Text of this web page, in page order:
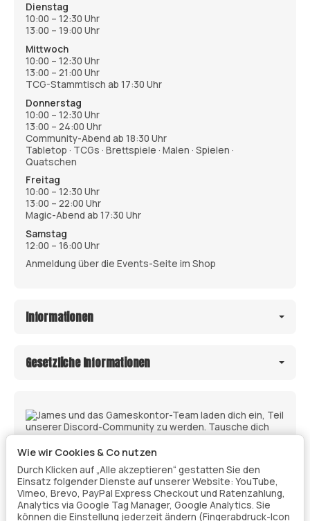
Dienstag
10:00 – 12:30 Uhr
13:00 – 19:00 Uhr
Mittwoch
10:00 – 12:30 Uhr
13:00 – 21:00 Uhr
TCG-Stammtisch ab 17:30 Uhr
Donnerstag
10:00 – 12:30 Uhr
13:00 – 24:00 Uhr
Community-Abend ab 18:30 Uhr
Tabletop · TCGs · Brettspiele · Malen · Spielen ·
Quatschen
Freitag
10:00 – 12:30 Uhr
13:00 – 22:00 Uhr
Magic-Abend ab 17:30 Uhr
Samstag
12:00 – 16:00 Uhr
Anmeldung über die Events-Seite im Shop
Informationen
Gesetzliche Informationen
Wie wir Cookies & Co nutzen
Durch Klicken auf „Alle akzeptieren“ gestatten Sie den
Einsatz folgender Dienste auf unserer Website: YouTube,
Vimeo, Brevo, PayPal Express Checkout und Ratenzahlung,
Analytics via Google Tag Manager, Google Analytics. Sie
können die Einstellung jederzeit ändern (Fingerabdruck-Icon